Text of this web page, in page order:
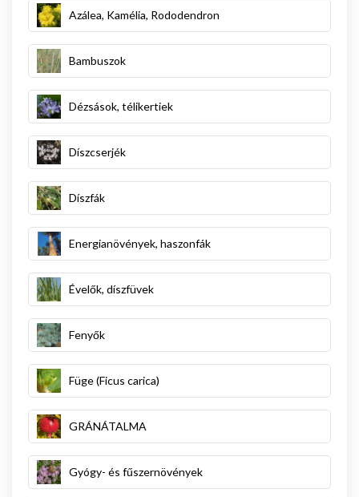
Azálea, Kamélia, Rododendron
Bambuszok
Dézsások, télikertiek
Díszcserjék
Díszfák
Energianövények, haszonfák
Évelők, díszfüvek
Fenyők
Füge (Ficus carica)
GRÁNÁTALMA
Gyógy- és fűszernövények